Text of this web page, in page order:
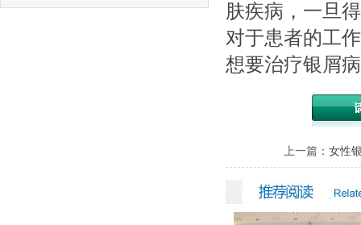
肤疾病，一旦
对于患者的工
想要治疗银屑
上一篇： 女性